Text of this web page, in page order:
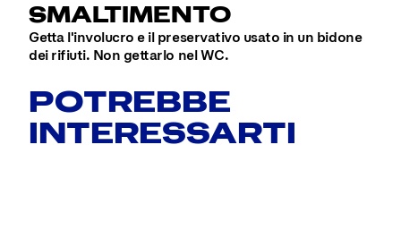
SMALTIMENTO
Getta l'involucro e il preservativo usato in un bidone
dei rifiuti. Non gettarlo nel WC.
POTREBBE
INTERESSARTI